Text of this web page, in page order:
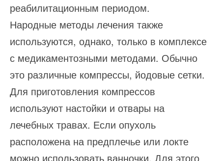
реабилитационным периодом.
Народные методы лечения также
используются, однако, только в комплексе
с медикаментозными методами. Обычно
это различные компрессы, йодовые сетки.
Для приготовления компрессов
используют настойки и отвары на
лечебных травах. Если опухоль
расположена на предплечье или локте
можно использовать ванночки. Для этого